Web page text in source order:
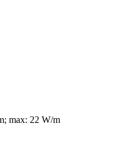
max: 22 W/m